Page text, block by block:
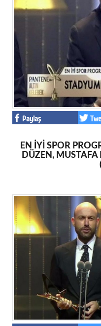
Paylaş
EN İYİ SPOR
DÜZEN, MUSTAFA